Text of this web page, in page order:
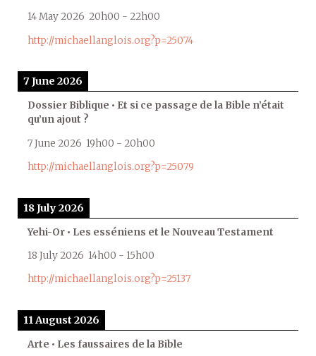
14 May 2026 20h00 - 22h00
http://michaellanglois.org?p=25074
7 June 2026
Dossier Biblique • Et si ce passage de la Bible n’était
qu’un ajout ?
7 June 2026 19h00 - 20h00
http://michaellanglois.org?p=25079
18 July 2026
Yehi-Or • Les esséniens et le Nouveau Testament
18 July 2026 14h00 - 15h00
http://michaellanglois.org?p=25137
11 August 2026
Arte • Les faussaires de la Bible